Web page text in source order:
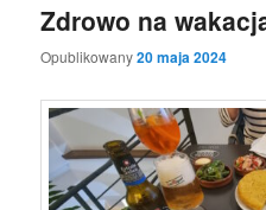
Zdrowo na
Opublikowany20 maja 2024